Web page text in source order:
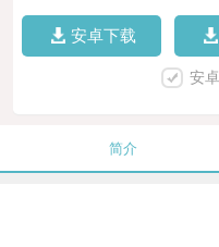
安卓下载
安
简介